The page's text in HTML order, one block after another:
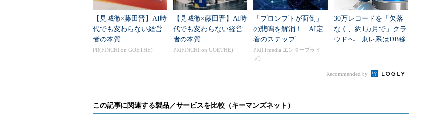
ることだ」という誤解が広がる。
クラウドウォッシングに頼るのではなく、物事をありのまま説明すべきだ。自動化や
仮想化など、他の多くの機能も、それ自体が十分強力だ。
誤解3．あらゆるものにクラウドを利用すべきである
な一部のユースケースやセルフサービス形式のプロビジョニングが重要な場合に、非常
に適している。だが、全てのアプリケーションやワークロードでクラウドを有効利用で
【見城徹×藤田晋】AI時
代でも変わらない経営
者の本質
PR(FINCHI on GOETHE)
【見城徹×藤田晋】AI時
代でも変わらない経営
者の本質
PR(FINCHI on GOETHE)
「プロンプトが面倒」
の悲鳴を解消！ AI定
着のステップ
PR(ITmedia エンタープライ
ズ)
30万レコードを「欠落
なく、約1カ月で」クラ
ウドへ 東レ系はDB移
Recommended by
この記事に関連する製品／サービスを比較（キーマンズネット）